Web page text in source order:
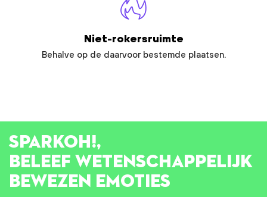
Niet-rokersruimte
Behalve op de daarvoor bestemde plaatsen.
SPARKOH!,
BELEEF WETENSCHAPPELIJK
BEWEZEN EMOTIES